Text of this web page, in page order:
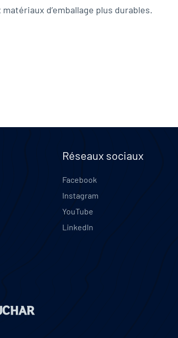
d’emballage plus durables.
Réseaux sociaux
Facebook
Instagram
YouTube
LinkedIn